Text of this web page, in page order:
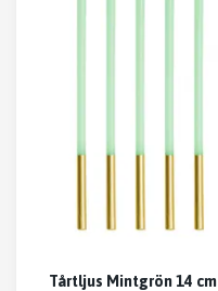
Tårtljus Mintgrön 14 cm